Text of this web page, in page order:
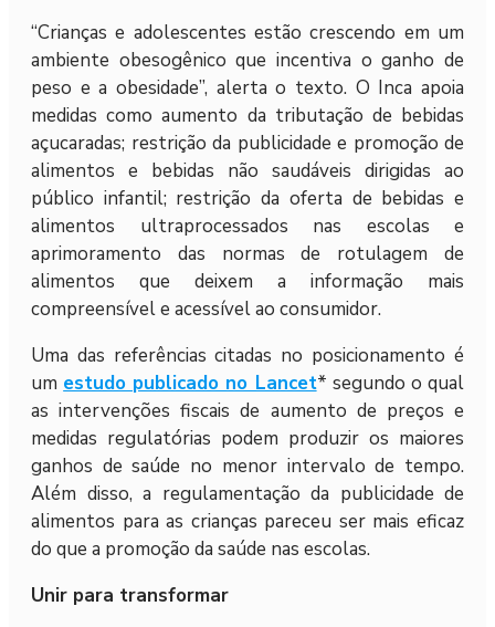
“Crianças e adolescentes estão crescendo em um
ambiente obesogênico que incentiva o ganho de
peso e a obesidade”, alerta o texto. O Inca apoia
medidas como aumento da tributação de bebidas
açucaradas; restrição da publicidade e promoção de
alimentos e bebidas não saudáveis dirigidas ao
público infantil; restrição da oferta de bebidas e
alimentos ultraprocessados nas escolas e
aprimoramento das normas de rotulagem de
alimentos que deixem a informação mais
compreensível e acessível ao consumidor.
Uma das referências citadas no posicionamento é
um estudo publicado no Lancet* segundo o qual
as intervenções fiscais de aumento de preços e
medidas regulatórias podem produzir os maiores
ganhos de saúde no menor intervalo de tempo.
Além disso, a regulamentação da publicidade de
alimentos para as crianças pareceu ser mais eficaz
do que a promoção da saúde nas escolas.
Unir para transformar